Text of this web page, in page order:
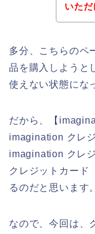
いただ
多分、こちらのペ
品を購入しようと
使えない状態にな
だから、【
imagination クレ
imagination クレ
クレジットカー
るのだと思います。
なので、今回は、